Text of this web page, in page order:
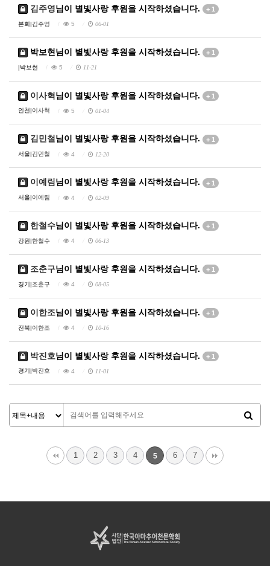
김주영님이 별빛사랑 후원을 시작하셨습니다. + 1
본회|김주영 5 06-01
박보현 님이 별빛사랑 후원을 시작하셨습니다. + 1
|박보현 5 11-21
이사혁 님이 별빛사랑 후원을 시작하셨습니다. + 1
인천| 이사혁 5 01-04
김민철님이 별빛사랑 후원을 시작하셨습니다. + 1
서울|김민철 4 12-20
이예림님이 별빛사랑 후원을 시작하셨습니다. + 1
서울|이예림 4 02-09
한철수님이 별빛사랑 후원을 시작하셨습니다. + 1
강원|한철수 4 06-13
조춘구님이 별빛사랑 후원을 시작하셨습니다. + 1
경기|조춘구 4 08-05
이한조님이 별빛사랑 후원을 시작하셨습니다. + 1
전북|이한조 4 10-16
박진호님이 별빛사랑 후원을 시작하셨습니다. + 1
경기| 박진호 4 11-01
1 2 3 4 5 6 7